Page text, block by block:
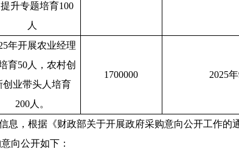
升专题培育100
人
年开展农业经理
育50人，农村创
创业带头人培育
200人。
1700000 2025
息，根据《财政部关于开展政府采购意向公开工作的
向公开如下：